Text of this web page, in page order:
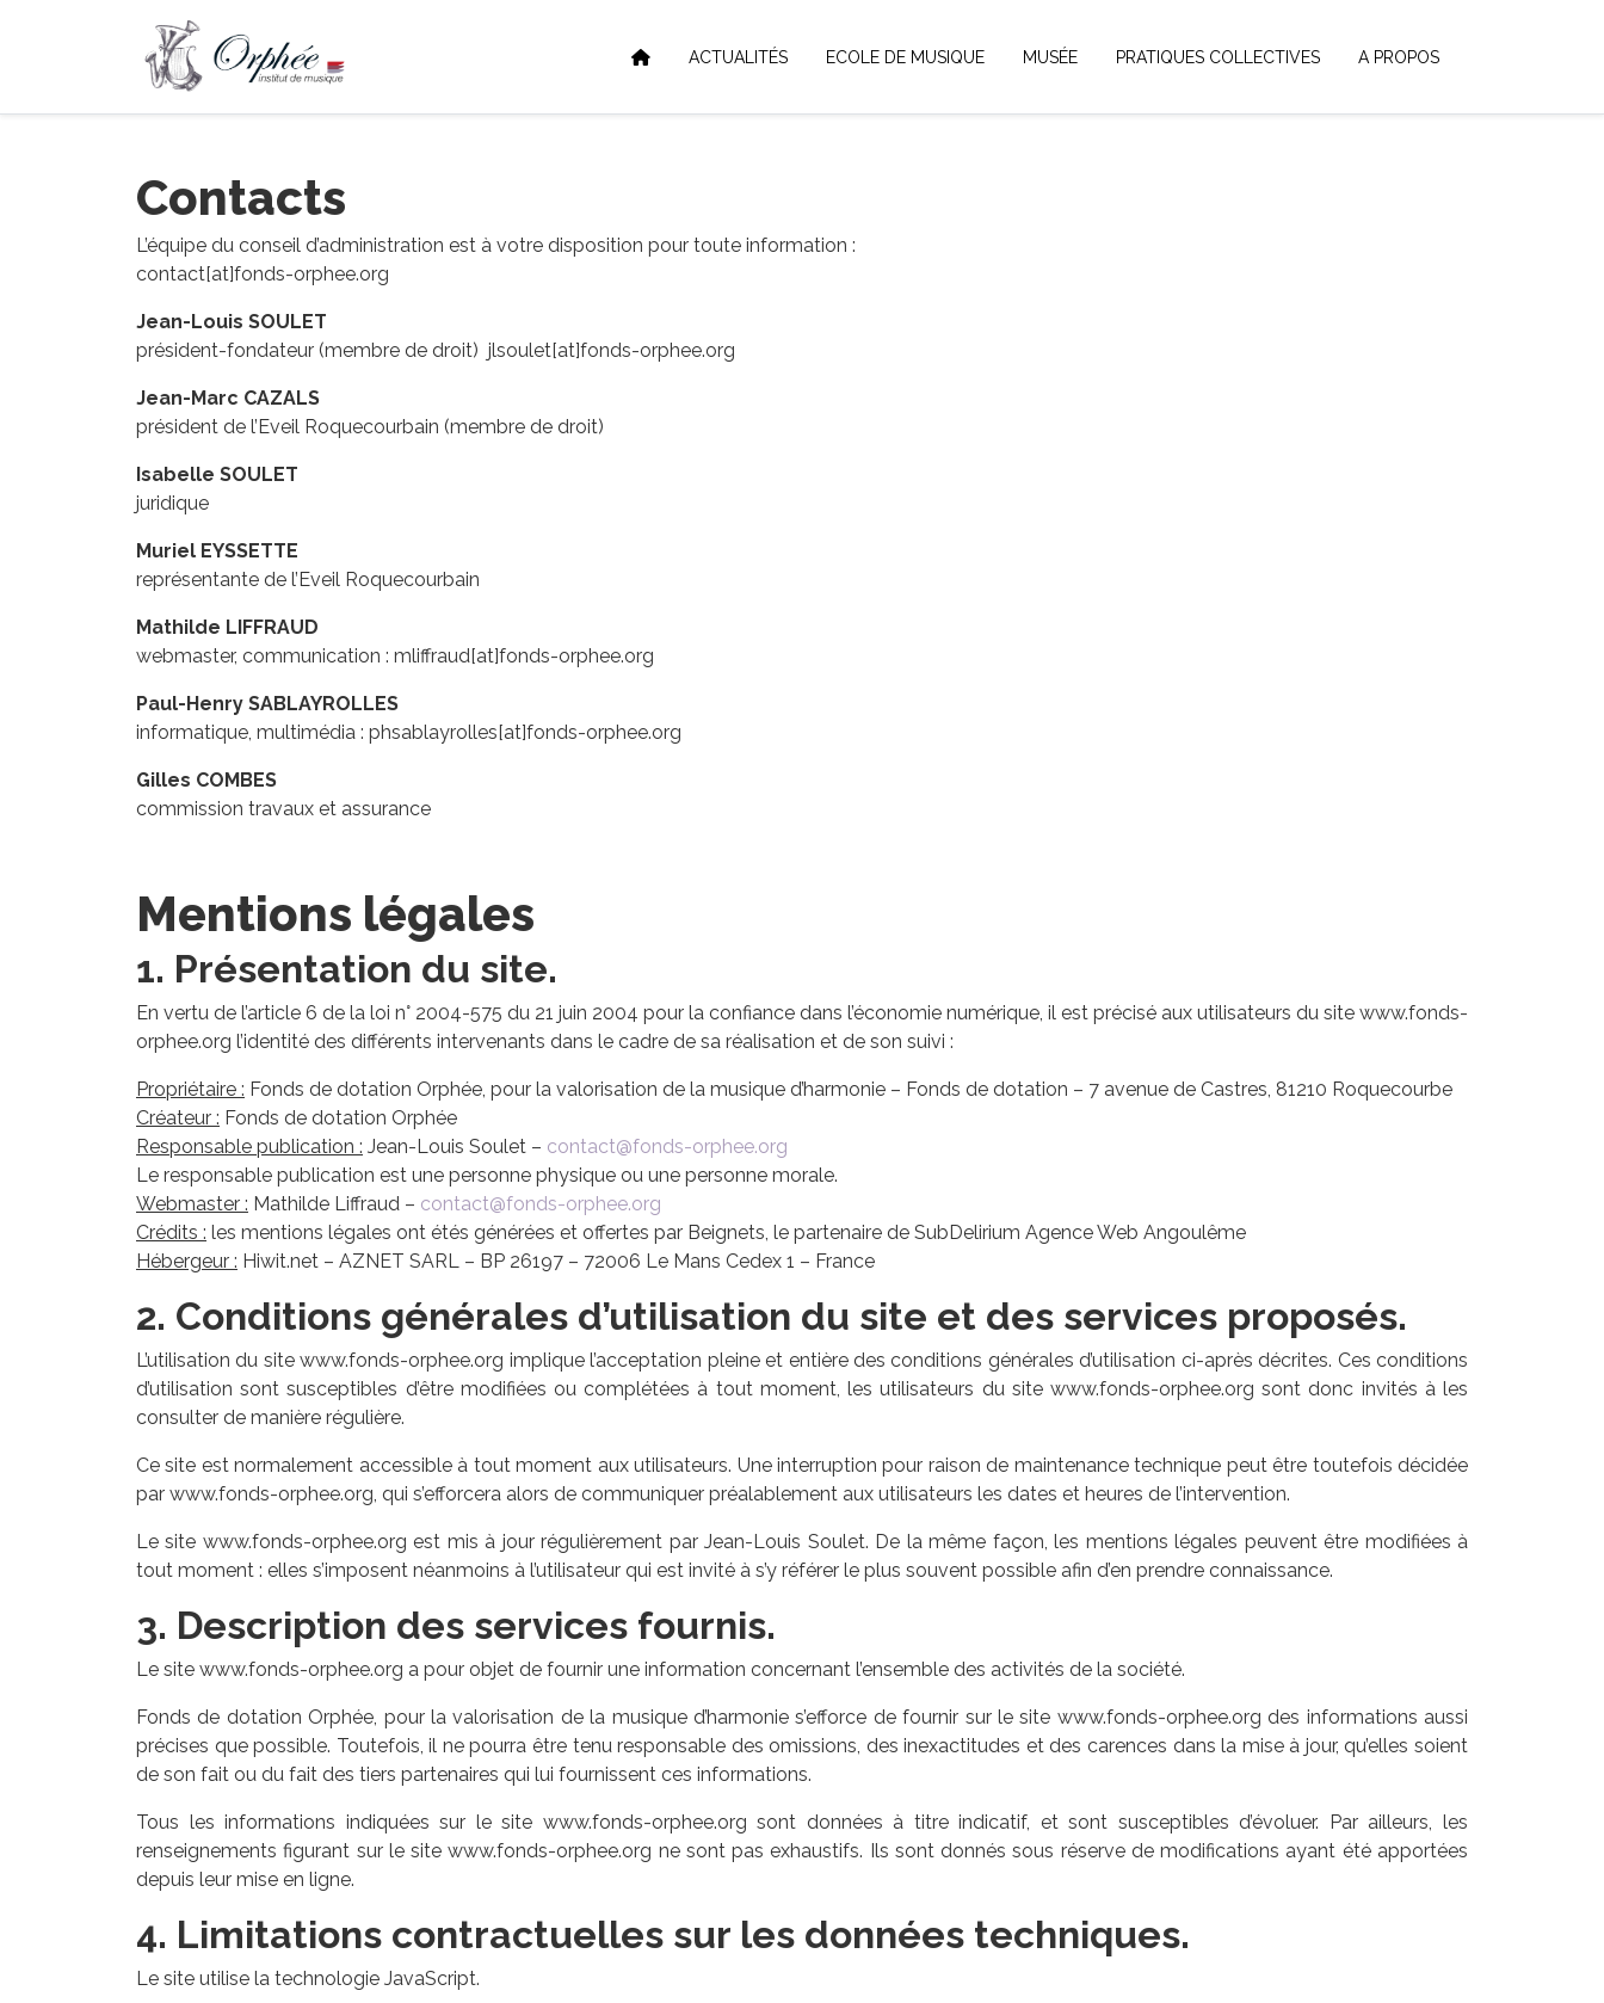
ACTUALITÉS ECOLE DE MUSIQUE MUSÉE PRATIQUES COLLECTIVES A PROPOS
Contacts
L’équipe du conseil d’administration est à votre disposition pour toute information :
contact[at]fonds-orphee.org
Jean-Louis SOULET
président-fondateur (membre de droit) jlsoulet[at]fonds-orphee.org
Jean-Marc CAZALS
président de l’Eveil Roquecourbain (membre de droit)
Isabelle SOULET
juridique
Muriel EYSSETTE
représentante de l’Eveil Roquecourbain
Mathilde LIFFRAUD
webmaster, communication : mliffraud[at]fonds-orphee.org
Paul-Henry SABLAYROLLES
informatique, multimédia : phsablayrolles[at]fonds-orphee.org
Gilles COMBES
commission travaux et assurance
Mentions légales
1. Présentation du site.
En vertu de l’article 6 de la loi n° 2004-575 du 21 juin 2004 pour la confiance dans l’économie numérique, il est précisé aux utilisateurs du site www.fonds-
orphee.org l’identité des différents intervenants dans le cadre de sa réalisation et de son suivi :
Propriétaire : Fonds de dotation Orphée, pour la valorisation de la musique d’harmonie – Fonds de dotation – 7 avenue de Castres, 81210 Roquecourbe
Créateur : Fonds de dotation Orphée
Responsable publication : Jean-Louis Soulet – contact@fonds-orphee.org
Le responsable publication est une personne physique ou une personne morale.
Webmaster : Mathilde Liffraud – contact@fonds-orphee.org
Crédits : les mentions légales ont étés générées et offertes par Beignets, le partenaire de SubDelirium Agence Web Angoulême
Hébergeur : Hiwit.net – AZNET SARL – BP 26197 – 72006 Le Mans Cedex 1 – France
2. Conditions générales d’utilisation du site et des services proposés.
L’utilisation du site www.fonds-orphee.org implique l’acceptation pleine et entière des conditions générales d’utilisation ci-après décrites. Ces conditions
d’utilisation sont susceptibles d’être modifiées ou complétées à tout moment, les utilisateurs du site www.fonds-orphee.org sont donc invités à les
consulter de manière régulière.
Ce site est normalement accessible à tout moment aux utilisateurs. Une interruption pour raison de maintenance technique peut être toutefois décidée
par www.fonds-orphee.org, qui s’efforcera alors de communiquer préalablement aux utilisateurs les dates et heures de l’intervention.
Le site www.fonds-orphee.org est mis à jour régulièrement par Jean-Louis Soulet. De la même façon, les mentions légales peuvent être modifiées à
tout moment : elles s’imposent néanmoins à l’utilisateur qui est invité à s’y référer le plus souvent possible afin d’en prendre connaissance.
3. Description des services fournis.
Le site www.fonds-orphee.org a pour objet de fournir une information concernant l’ensemble des activités de la société.
Fonds de dotation Orphée, pour la valorisation de la musique d’harmonie s’efforce de fournir sur le site www.fonds-orphee.org des informations aussi
précises que possible. Toutefois, il ne pourra être tenu responsable des omissions, des inexactitudes et des carences dans la mise à jour, qu’elles soient
de son fait ou du fait des tiers partenaires qui lui fournissent ces informations.
Tous les informations indiquées sur le site www.fonds-orphee.org sont données à titre indicatif, et sont susceptibles d’évoluer. Par ailleurs, les
renseignements figurant sur le site www.fonds-orphee.org ne sont pas exhaustifs. Ils sont donnés sous réserve de modifications ayant été apportées
depuis leur mise en ligne.
4. Limitations contractuelles sur les données techniques.
Le site utilise la technologie JavaScript.